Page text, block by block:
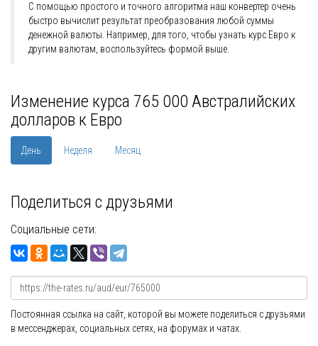
С помощью простого и точного алгоритма наш конвертер очень
быстро вычислит результат преобразования любой суммы
денежной валюты. Например, для того, чтобы узнать курс Евро к
другим валютам, воспользуйтесь формой выше.
Изменение курса 765 000 Австралийских
долларов к Евро
День Неделя Месяц
Поделиться с друзьями
Социальные сети:
Постоянная ссылка на сайт, которой вы можете поделиться с друзьями
в мессенджерах, социальных сетях, на форумах и чатах.